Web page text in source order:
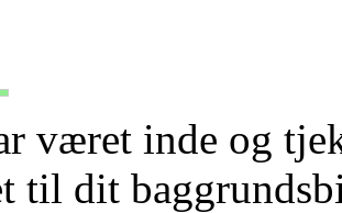
været inde og
til dit